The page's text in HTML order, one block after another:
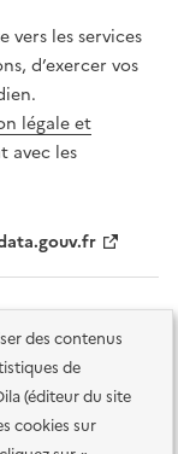
des contenus
de
(éditeur du site
cookies sur
vers les services
d’exercer vos
légale et
avec les